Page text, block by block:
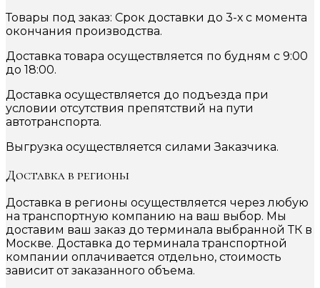
Товары под заказ: Срок доставки до 3-х с момента
окончания производства.
Доставка товара осуществляется по будням с 9:00
до 18:00.
Доставка осуществляется до подъезда при
условии отсутствия препятствий на пути
автотранспорта.
Выгрузка осуществляется силами Заказчика.
Доставка в регионы
Доставка в регионы осуществляется через любую
на транспортную компанию на ваш выбор. Мы
доставим ваш заказ до терминала выбранной ТК в
Москве. Доставка до терминала транспортной
компании оплачивается отдельно, стоимость
зависит от заказанного объема.